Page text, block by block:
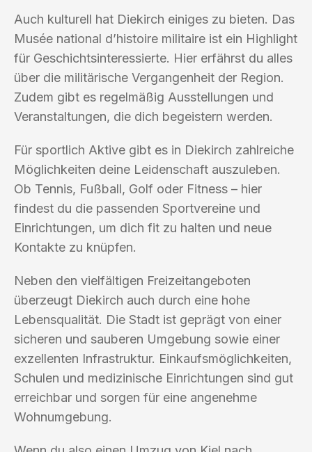
Auch kulturell hat Diekirch einiges zu bieten. Das
Musée national d’histoire militaire ist ein Highlight
für Geschichtsinteressierte. Hier erfährst du alles
über die militärische Vergangenheit der Region.
Zudem gibt es regelmäßig Ausstellungen und
Veranstaltungen, die dich begeistern werden.
Für sportlich Aktive gibt es in Diekirch zahlreiche
Möglichkeiten deine Leidenschaft auszuleben.
Ob Tennis, Fußball, Golf oder Fitness – hier
findest du die passenden Sportvereine und
Einrichtungen, um dich fit zu halten und neue
Kontakte zu knüpfen.
Neben den vielfältigen Freizeitangeboten
überzeugt Diekirch auch durch eine hohe
Lebensqualität. Die Stadt ist geprägt von einer
sicheren und sauberen Umgebung sowie einer
exzellenten Infrastruktur. Einkaufsmöglichkeiten,
Schulen und medizinische Einrichtungen sind gut
erreichbar und sorgen für eine angenehme
Wohnumgebung.